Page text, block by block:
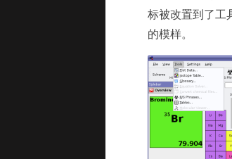
标被改置到了工
的模样。